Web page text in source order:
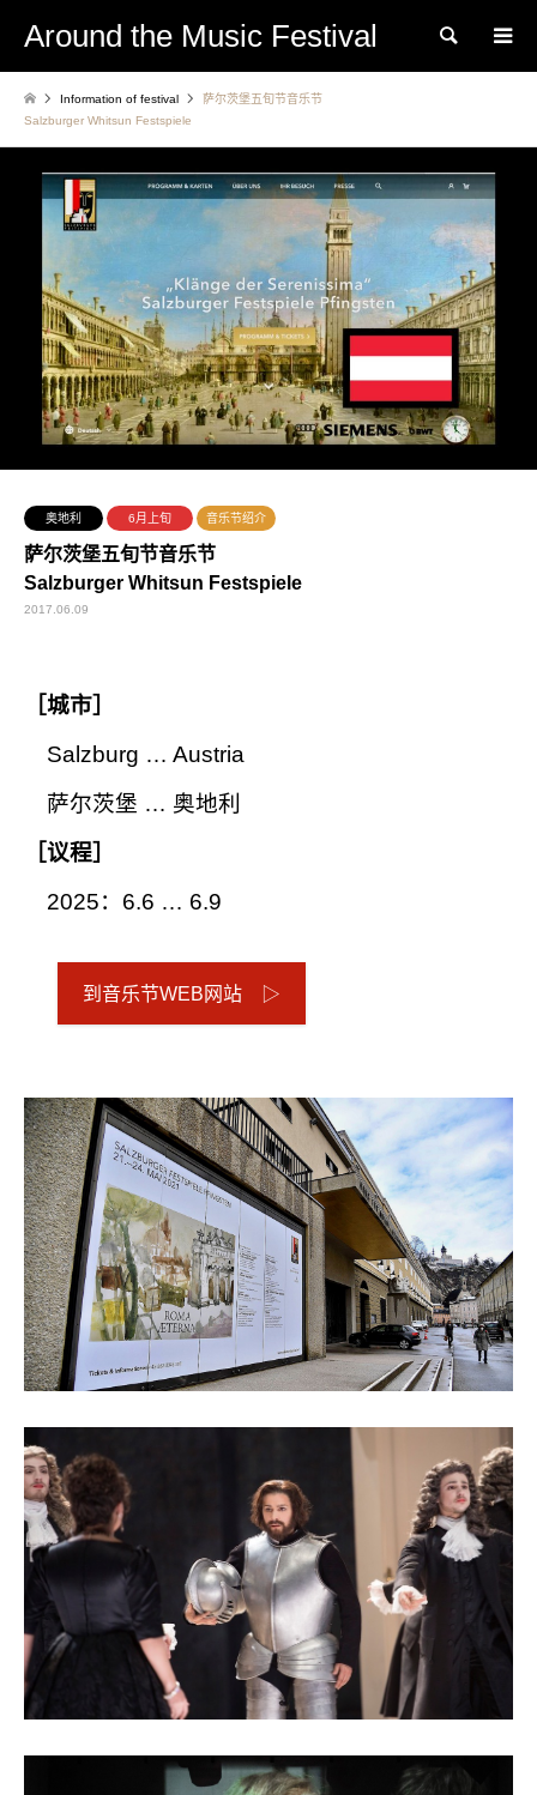
Around the Music Festival Search
Information of festival
萨尔茨堡五旬节音乐节
Salzburger Whitsun Festspiele
奥地利 6月上旬 音乐节绍介
萨尔茨堡五旬节音乐节
Salzburger Whitsun Festspiele
2017.06.09
［城市］
Salzburg … Austria
萨尔茨堡 … 奥地利
［议程］
2025：6.6 … 6.9
到音乐节WEB网站 ▷